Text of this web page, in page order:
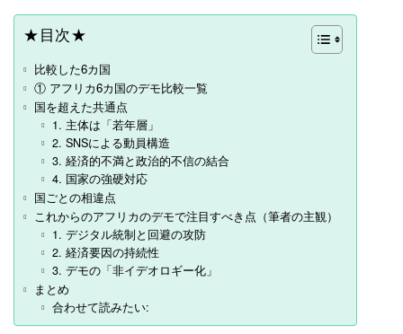
★目次★
比較した6カ国
① アフリカ6カ国のデモ比較一覧
国を超えた共通点
1. 主体は「若年層」
2. SNSによる動員構造
3. 経済的不満と政治的不信の結合
4. 国家の強硬対応
国ごとの相違点
これからのアフリカのデモで注目すべき点（筆者の主観）
1. デジタル統制と回避の攻防
2. 経済要因の持続性
3. デモの「非イデオロギー化」
まとめ
合わせて読みたい: